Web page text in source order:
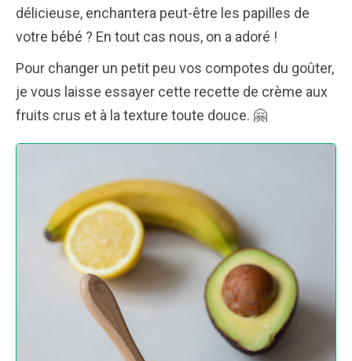
délicieuse, enchantera peut-être les papilles de
votre bébé ? En tout cas nous, on a adoré !
Pour changer un petit peu vos compotes du goûter,
je vous laisse essayer cette recette de crème aux
fruits crus et à la texture toute douce. 🤗